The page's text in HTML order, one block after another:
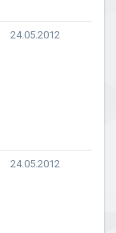
24.05.2012
24.05.2012